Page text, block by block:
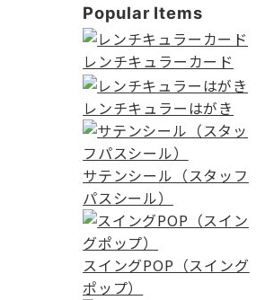
Popular Items
レンチキュラーカード
レンチキュラーはがき
サテンシール（スタッフ
パスシール）
スイングPOP（スイング
ポップ）